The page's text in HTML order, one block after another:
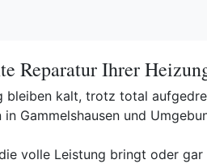
Reparatur Ihrer
bleiben kalt, trotz total
Gammelshausen und
volle Leistung bringt oder